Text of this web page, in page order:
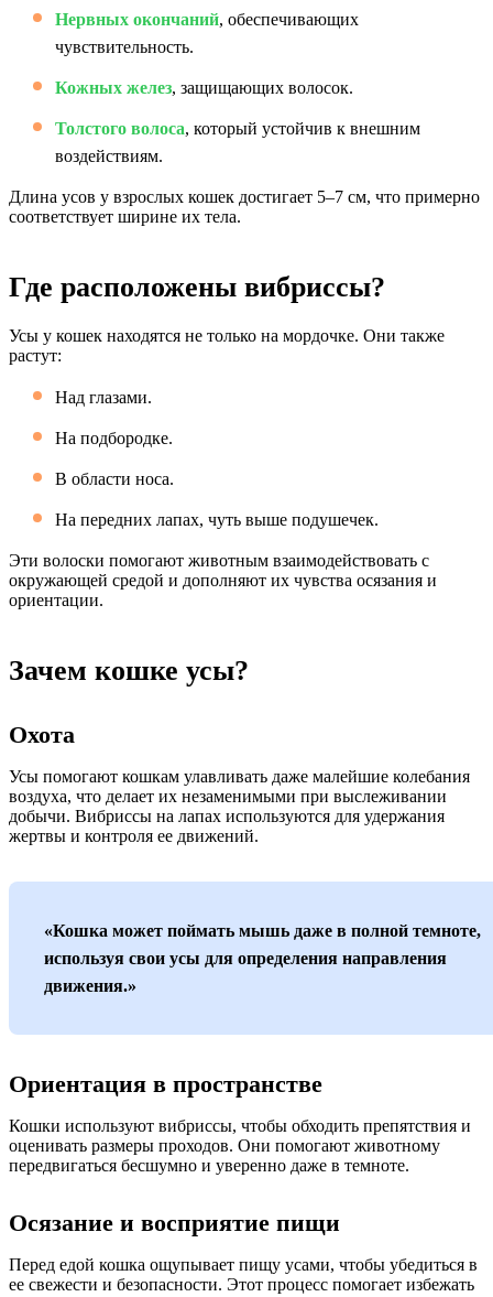
Нервных окончаний, обеспечивающих
чувствительность.
Кожных желез, защищающих волосок.
Толстого волоса, который устойчив к внешним
воздействиям.
Длина усов у взрослых кошек достигает 5–7 см, что примерно
соответствует ширине их тела.
Где расположены вибриссы?
Усы у кошек находятся не только на мордочке. Они также
растут:
Над глазами.
На подбородке.
В области носа.
На передних лапах, чуть выше подушечек.
Эти волоски помогают животным взаимодействовать с
окружающей средой и дополняют их чувства осязания и
ориентации.
Зачем кошке усы?
Охота
Усы помогают кошкам улавливать даже малейшие колебания
воздуха, что делает их незаменимыми при выслеживании
добычи. Вибриссы на лапах используются для удержания
жертвы и контроля ее движений.
«Кошка может поймать мышь даже в полной темноте,
используя свои усы для определения направления
движения.»
Ориентация в пространстве
Кошки используют вибриссы, чтобы обходить препятствия и
оценивать размеры проходов. Они помогают животному
передвигаться бесшумно и уверенно даже в темноте.
Осязание и восприятие пищи
Перед едой кошка ощупывает пищу усами, чтобы убедиться в
ее свежести и безопасности. Этот процесс помогает избежать